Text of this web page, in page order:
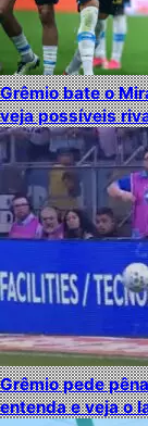
Grêmio bate o
veja possíveis
Grêmio pede
entenda e veja o